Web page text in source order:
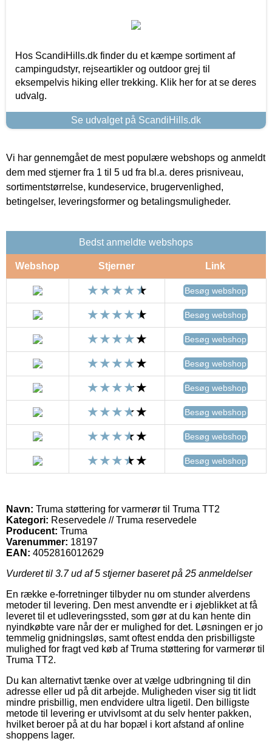
Hos ScandiHills.dk finder du et kæmpe sortiment af
campingudstyr, rejseartikler og outdoor grej til
eksempelvis hiking eller trekking. Klik her for at se deres
udvalg.
Se udvalget på ScandiHills.dk
Vi har gennemgået de mest populære webshops og anmeldt
dem med stjerner fra 1 til 5 ud fra bl.a. deres prisniveau,
sortimentstørrelse, kundeservice, brugervenlighed,
betingelser, leveringsformer og betalingsmuligheder.
Bedst anmeldte webshops
Webshop Stjerner Link
Besøg webshop
Besøg webshop
Besøg webshop
Besøg webshop
Besøg webshop
Besøg webshop
Besøg webshop
Besøg webshop
Navn: Truma støttering for varmerør til Truma TT2
Kategori: Reservedele // Truma reservedele
Producent: Truma
Varenummer: 18197
EAN: 4052816012629
Vurderet til 3.7ud af 5 stjerner baseret på 25 anmeldelser
En række e-forretninger tilbyder nu om stunder alverdens
metoder til levering. Den mest anvendte er i øjeblikket at få
leveret til et udleveringssted, som gør at du kan hente din
nyindkøbte vare når der er mulighed for det. Løsningen er jo
temmelig gnidningsløs, samt oftest endda den prisbilligste
mulighed for fragt ved køb af Truma støttering for varmerør til
Truma TT2.
Du kan alternativt tænke over at vælge udbringning til din
adresse eller ud på dit arbejde. Muligheden viser sig tit lidt
mindre prisbillig, men endvidere ultra ligetil. Den billigste
metode til levering er utvivlsomt at du selv henter pakken,
hvilket beroer på at du har bopæl i kort afstand af online
shoppens lager.